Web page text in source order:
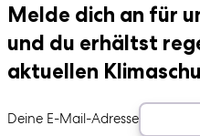
Melde dich an für
und du erhältst
aktuellen
Deine E-Mail-Adresse